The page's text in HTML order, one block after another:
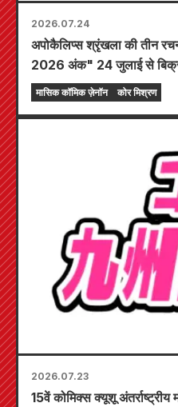
2026.07.24
अपोकैलिप्स श्रृंखला की तीन
2026 अंक" 24 जुलाई से
मासिक कॉमिक ज़ेनॉन कोर मिश्रण
2026.07.23
15वें कोमिक्स क्यूशू अंतर्राष्ट्रीय